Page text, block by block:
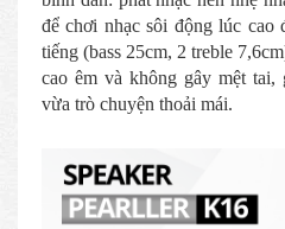
để chơi nhạc sôi động lúc
tiếng (bass 25cm, 2 treble
cao êm và không gây mệt tai,
vừa trò chuyện thoải mái.